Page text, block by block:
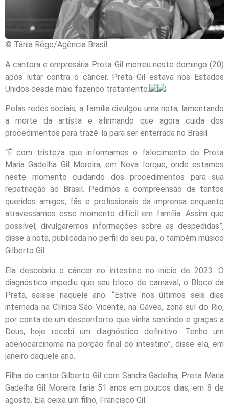
© Tânia Rêgo/Agência Brasil
A cantora e empresária Preta Gil morreu neste domingo (20)
após lutar contra o câncer. Preta Gil estava nos Estados
Unidos desde maio fazendo tratamento.
Pelas redes sociais, a família divulgou uma nota, lamentando
a morte da artista e afirmando que agora cuida dos
procedimentos para trazê-la para ser enterrada no Brasil.
“É com tristeza que informamos o falecimento de Preta
Maria Gadelha Gil Moreira, em Nova Iorque, onde estamos
neste momento cuidando dos procedimentos para sua
repatriação ao Brasil. Pedimos a compreensão de tantos
queridos amigos, fãs e profissionais da imprensa enquanto
atravessamos esse momento difícil em família. Assim que
possível, divulgaremos informações sobre as despedidas”,
disse a nota, publicada no perfil do seu pai, o também músico
Gilberto Gil.
Ela descobriu o câncer no intestino no início de 2023. O
diagnóstico impediu que seu bloco de carnaval, o Bloco da
Preta, saísse naquele ano. “Estive nos últimos seis dias
internada na Clínica São Vicente, na Gávea, zona sul do Rio,
por conta de um desconforto que vinha sentindo e graças a
Deus, hoje recebi um diagnóstico definitivo. Tenho um
adenocarcinoma na porção final do intestino”, disse ela, em
janeiro daquele ano.
Filha do cantor Gilberto Gil com Sandra Gadelha, Preta Maria
Gadelha Gil Moreira faria 51 anos em poucos dias, em 8 de
agosto. Ela deixa um filho, Francisco Gil.